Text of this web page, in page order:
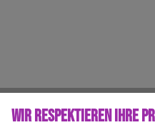
Wir respektieren Ihre